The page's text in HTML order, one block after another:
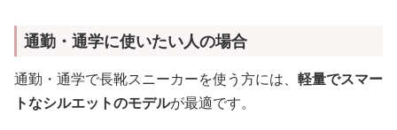
通勤・通学に使いたい人の場合
通勤・通学で長靴スニーカーを使う方には、 軽量でスマー
トなシルエットのモデルが最適です。